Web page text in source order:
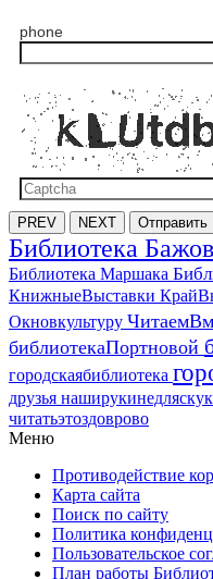
phone
PREV NEXT Отправить
Библиотека
Библиотека Маршака
КнижныеВыставки
Окновкультуру
библиотекаПортновой
городскаябиблиотека
друзья
читатьэтоздоврово
Меню
Противодействие
Карта сайта
Поиск по сайту
Политика
Пользовательское
План работы